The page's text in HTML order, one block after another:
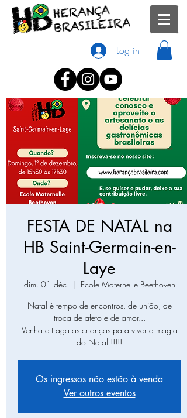
Log in
FESTA DE NATAL na
HB Saint-Germain-en-
Laye
dim. 01 déc.
  |
Ecole Maternelle Beethoven
Natal é tempo de encontros, de união, de
troca de afeto e de amor...
Venha e traga as crianças para viver a magia
do Natal !!!!!
Os ingressos não estão à venda
Ver outros eventos